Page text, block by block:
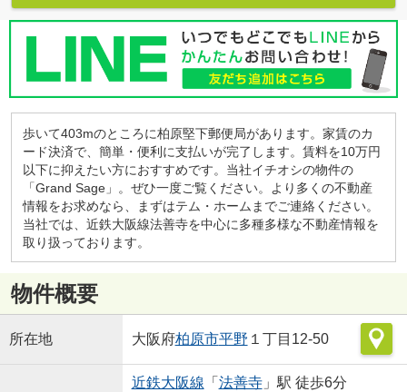
歩いて403mのところに柏原堅下郵便局があります。家賃のカ
ード決済で、簡単・便利に支払いが完了します。賃料を10万円
以下に抑えたい方におすすめです。当社イチオシの物件の
「Grand Sage」。ぜひ一度ご覧ください。より多くの不動産
情報をお求めなら、まずはテム・ホームまでご連絡ください。
当社では、近鉄大阪線法善寺を中心に多種多様な不動産情報を
取り扱っております。
物件概要
所在地 大阪府柏原市平野 １丁目12-50
近鉄大阪線 「 法善寺」駅 徒歩6分